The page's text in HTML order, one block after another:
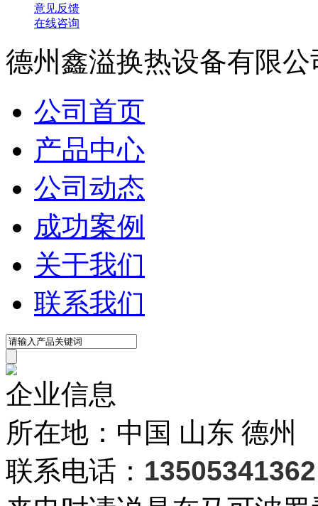
意见反馈
在线咨询
德州鑫溢换热设备有限公
公司首页
产品中心
公司动态
成功案例
关于我们
联系我们
企业信息
所在地：中国 山东 德州
联系电话： 13505341362